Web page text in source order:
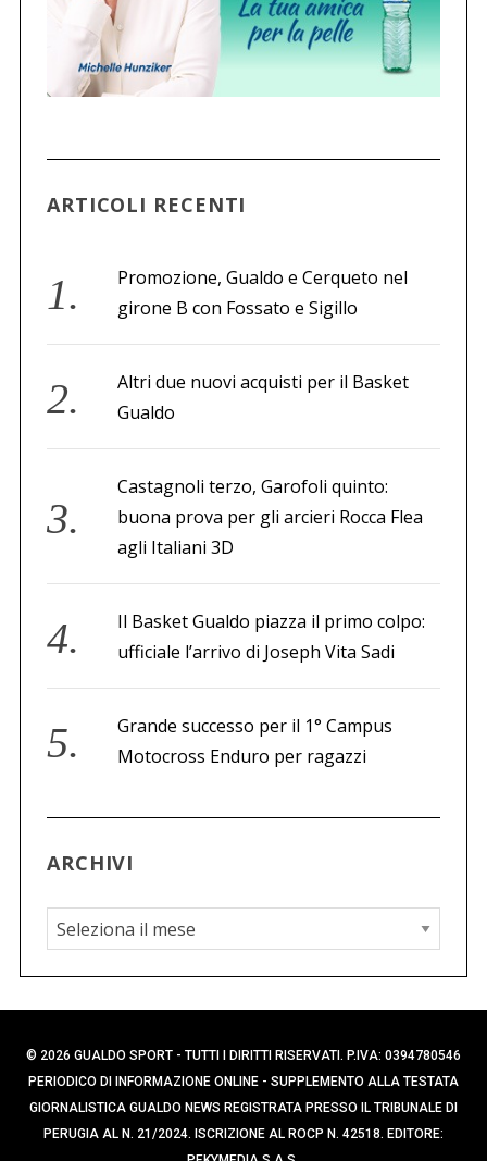
ARTICOLI RECENTI
Promozione, Gualdo e Cerqueto nel
girone B con Fossato e Sigillo
Altri due nuovi acquisti per il Basket
Gualdo
Castagnoli terzo, Garofoli quinto:
buona prova per gli arcieri Rocca Flea
agli Italiani 3D
Il Basket Gualdo piazza il primo colpo:
ufficiale l’arrivo di Joseph Vita Sadi
Grande successo per il 1° Campus
Motocross Enduro per ragazzi
ARCHIVI
A
r
c
h
i
v
i
© 2026 GUALDO SPORT - TUTTI I DIRITTI RISERVATI. P.IVA: 0394780546
PERIODICO DI INFORMAZIONE ONLINE - SUPPLEMENTO ALLA TESTATA
GIORNALISTICA GUALDO NEWS REGISTRATA PRESSO IL TRIBUNALE DI
PERUGIA AL N. 21/2024. ISCRIZIONE AL ROCP N. 42518. EDITORE: